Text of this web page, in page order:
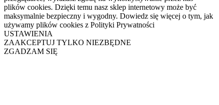
plików cookies. Dzięki temu nasz sklep internetowy może być
maksymalnie bezpieczny i wygodny. Dowiedz się więcej o tym, jak
używamy plików cookies z Polityki Prywatności
USTAWIENIA
ZAAKCEPTUJ TYLKO NIEZBĘDNE
ZGADZAM SIĘ